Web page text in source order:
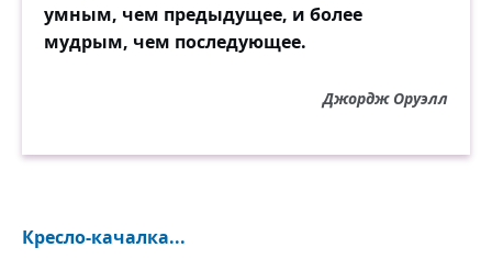
умным, чем предыдущее, и более
мудрым, чем последующее.
Джордж Оруэлл
Кресло-качалка...